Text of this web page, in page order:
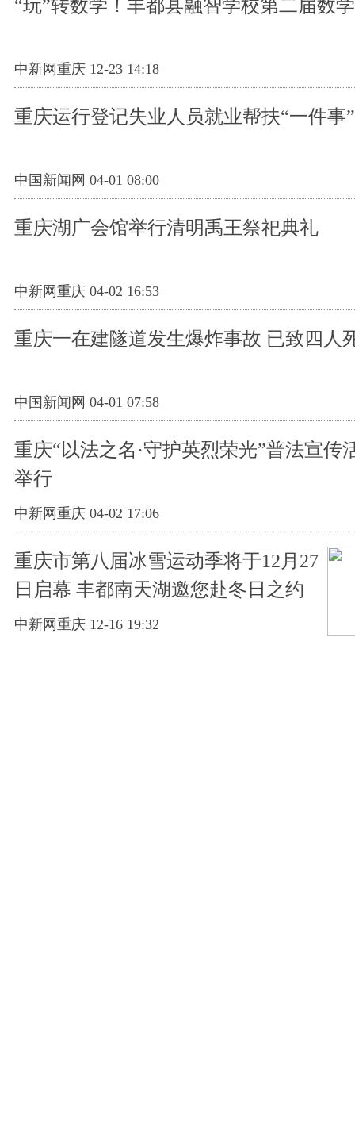
“玩”转数学！丰都县融智学校第二届数
中新网重庆 12-23 14:18
重庆运行登记失业人员就业帮扶“一件事
中国新闻网 04-01 08:00
重庆湖广会馆举行清明禹王祭祀典礼
中新网重庆 04-02 16:53
重庆一在建隧道发生爆炸事故 已致四人
中国新闻网 04-01 07:58
重庆“以法之名·守护英烈荣光”普法宣传
举行
中新网重庆 04-02 17:06
重庆市第八届冰雪运动季将于12月27
日启幕 丰都南天湖邀您赴冬日之约
中新网重庆 12-16 19:32